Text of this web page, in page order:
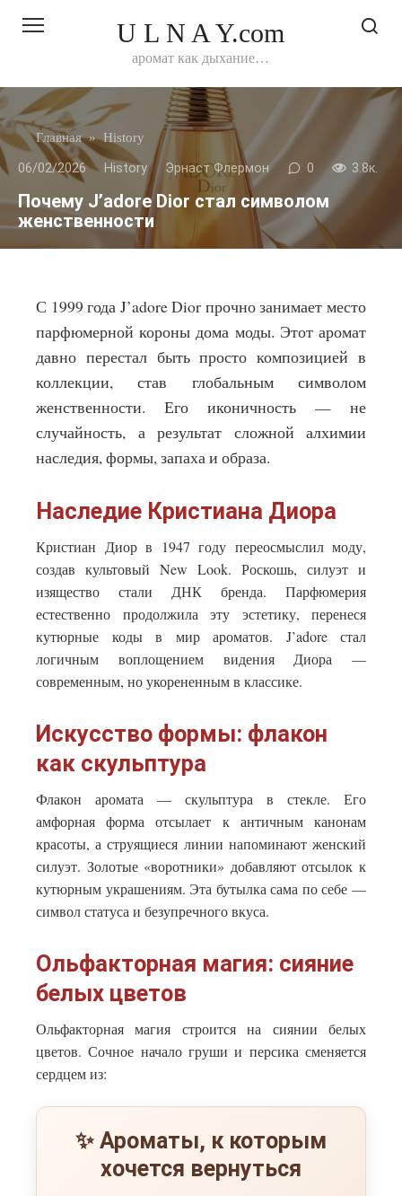
U L N A Y.com
аромат как дыхание…
Главная » History
06/02/2026 History Эрнаст Флермон 0 3.8к.
Почему J’adore Dior стал символом
женственности
С 1999 года J’adore Dior прочно занимает место
парфюмерной короны дома моды. Этот аромат
давно перестал быть просто композицией в
коллекции, став глобальным символом
женственности. Его иконичность — не
случайность, а результат сложной алхимии
наследия, формы, запаха и образа.
Наследие Кристиана Диора
Кристиан Диор в 1947 году переосмыслил моду,
создав культовый New Look. Роскошь, силуэт и
изящество стали ДНК бренда. Парфюмерия
естественно продолжила эту эстетику, перенеся
кутюрные коды в мир ароматов. J’adore стал
логичным воплощением видения Диора —
современным, но укорененным в классике.
Искусство формы: флакон
как скульптура
Флакон аромата — скульптура в стекле. Его
амфорная форма отсылает к античным канонам
красоты, а струящиеся линии напоминают женский
силуэт. Золотые «воротники» добавляют отсылок к
кутюрным украшениям. Эта бутылка сама по себе —
символ статуса и безупречного вкуса.
Ольфакторная магия: сияние
белых цветов
Ольфакторная магия строится на сиянии белых
цветов. Сочное начало груши и персика сменяется
сердцем из:
✨ Ароматы, к которым
хочется вернуться